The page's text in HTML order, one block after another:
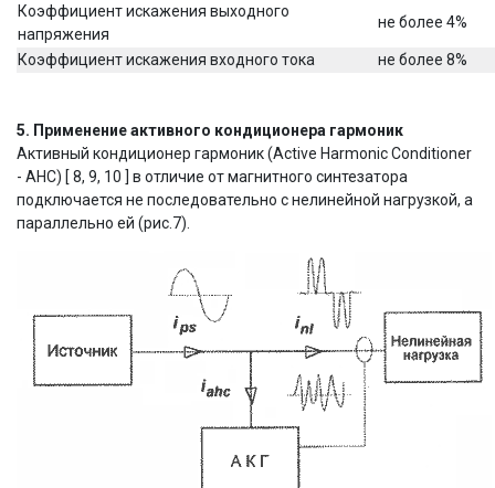
Коэффициент искажения выходного
напряжения
не более 4%
Коэффициент искажения входного тока не более 8%
5. Применение активного кондиционера гармоник
Активный кондиционер гармоник (Active Harmonic Conditioner
- AHC) [ 8, 9, 10 ] в отличие от магнитного синтезатора
подключается не последовательно с нелинейной нагрузкой, а
параллельно ей (рис.7).